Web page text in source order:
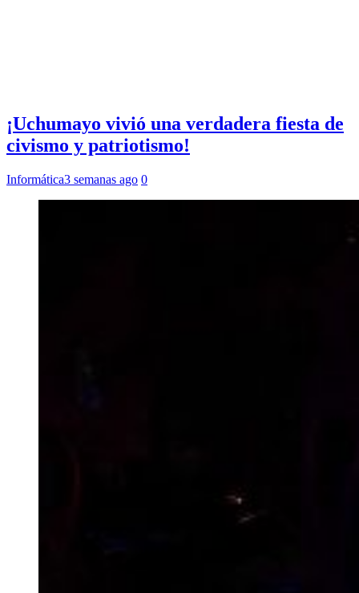
¡Uchumayo vivió una verdadera fiesta de
civismo y patriotismo!
Informática3 semanas ago 0